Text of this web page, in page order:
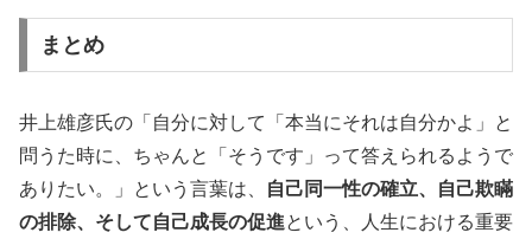
まとめ
井上雄彦氏の「自分に対して「本当にそれは自分かよ」と
問うた時に、ちゃんと「そうです」って答えられるようで
ありたい。」という言葉は、
自己同一性の確立、自己欺瞞
の排除、そして自己成長の促進という、人生における重要